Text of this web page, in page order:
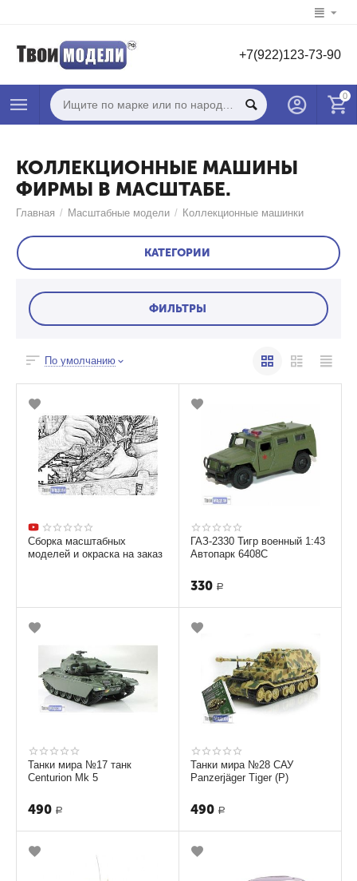
+7(922)123-73-90
0
КОЛЛЕКЦИОННЫЕ МАШИНЫ
ФИРМЫ В МАСШТАБЕ.
Главная / Масштабные модели / Коллекционные машинки
КАТЕГОРИИ
ФИЛЬТРЫ
По умолчанию
Сборка масштабных
моделей и окраска на заказ
ГАЗ-2330 Тигр военный 1:43
Автопарк 6408С
330 Р
Танки мира №17 танк
Centurion Mk 5
490 Р
Танки мира №28 САУ
Panzerjäger Tiger (P)
490 Р